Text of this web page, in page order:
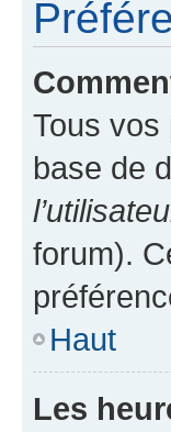
Tous
base de
forum).
Haut
Les